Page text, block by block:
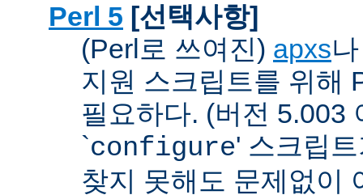
Perl 5 [선택사항]
(Perl로 쓰여진) apxs
지원 스크립트를 위해
필요하다. (버전 5.003
`configure' 스크립
찾지 못해도 문제없이